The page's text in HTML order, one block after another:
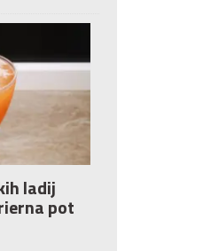
ladij
pot